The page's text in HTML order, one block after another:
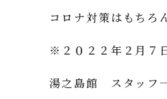
コロナ対策はもちろ
※２０２２年２月７
湯之島館 スタッフ